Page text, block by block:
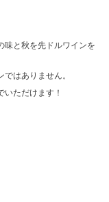
味と秋を先ドルワインを
はありません。
ただけます！